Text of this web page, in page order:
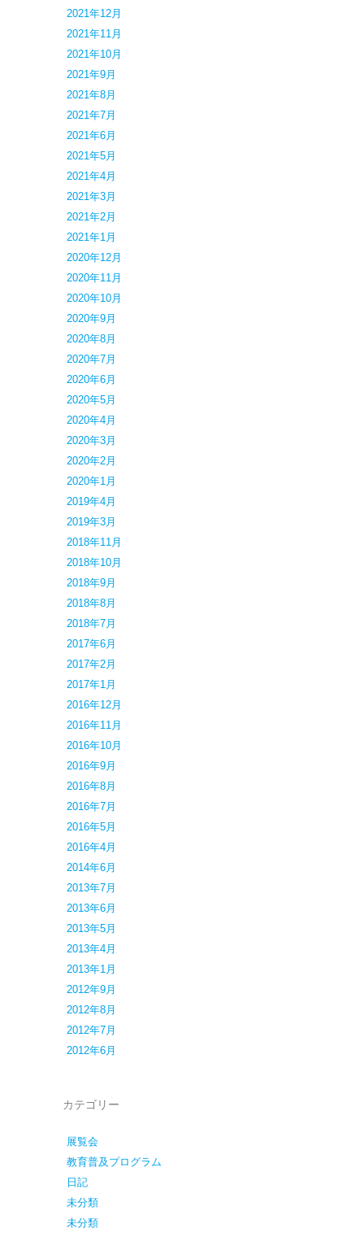
2021年12月
2021年11月
2021年10月
2021年9月
2021年8月
2021年7月
2021年6月
2021年5月
2021年4月
2021年3月
2021年2月
2021年1月
2020年12月
2020年11月
2020年10月
2020年9月
2020年8月
2020年7月
2020年6月
2020年5月
2020年4月
2020年3月
2020年2月
2020年1月
2019年4月
2019年3月
2018年11月
2018年10月
2018年9月
2018年8月
2018年7月
2017年6月
2017年2月
2017年1月
2016年12月
2016年11月
2016年10月
2016年9月
2016年8月
2016年7月
2016年5月
2016年4月
2014年6月
2013年7月
2013年6月
2013年5月
2013年4月
2013年1月
2012年9月
2012年8月
2012年7月
2012年6月
カテゴリー
展覧会
教育普及プログラム
日記
未分類
未分類